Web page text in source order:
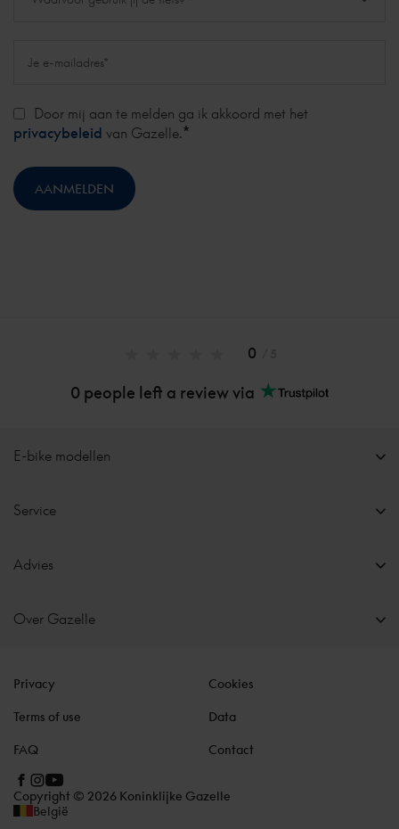
0
0 people left a review via
Door mij aan te melden ga ik akkoord met het
privacybeleid van Gazelle.*
E-bike modellen
Service
Advies
Over Gazelle
Copyright © 2026 Koninklijke Gazelle
Privacy Cookies
Terms of use Data
FAQ Contact
België